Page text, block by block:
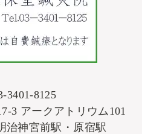
8125
3 アークアトリウム101
神宮前駅・原宿駅